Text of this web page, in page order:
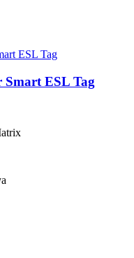
ESL Tag